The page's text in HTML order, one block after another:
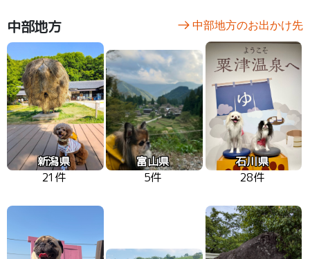
中部地方 中部地方のお出かけ先
新潟県
21件
富山県
5件
石川県
28件